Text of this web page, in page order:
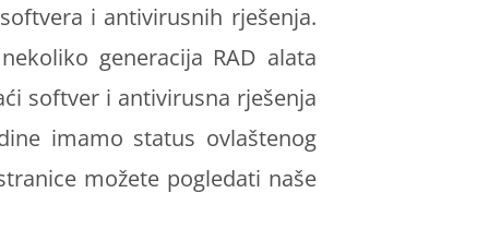
i antivirusnih rješenja.
generacija RAD alata
softver i antivirusna rješenja
imamo status ovlaštenog
možete pogledati naše